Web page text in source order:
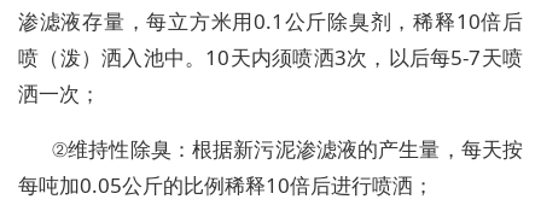
渗滤液存量，每立方米用0.1公斤除臭剂，稀释10倍后
喷（泼）洒入池中。10天内须喷洒3次，以后每5-7天喷
洒一次；
②维持性除臭：根据新污泥渗滤液的产生量，每天按
每吨加0.05公斤的比例稀释10倍后进行喷洒；